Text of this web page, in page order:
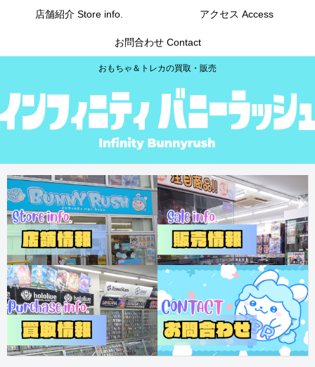
おもちゃ＆トレカの買取・販売
店舗紹介 Store info. アクセス Access
お問合わせ Contact